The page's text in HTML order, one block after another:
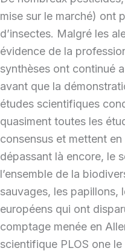
mise sur le marché) ont
d’insectes. Malgré les
évidence de la
synthèses ont continué
avant que la
études scientifiques
quasiment toutes les
consensus et mettent
dépassant là encore, le
l’ensemble de la
sauvages, les
européens qui ont
comptage menée en
scientifique PLOS one le